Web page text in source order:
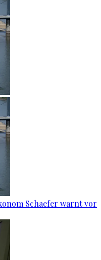
Schaefer warnt vor